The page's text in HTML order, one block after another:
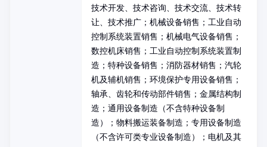
技术开发、技术咨询、技术交流、技术转
让、技术推广；机械设备销售；工业自动
控制系统装置销售；机械电气设备销售；
数控机床销售；工业自动控制系统装置制
造；特种设备销售；消防器材销售；汽轮
机及辅机销售；环境保护专用设备销售；
轴承、齿轮和传动部件销售；金属结构制
造；通用设备制造（不含特种设备制
造）；物料搬运装备制造；专用设备制造
（不含许可类专业设备制造）；电机及其